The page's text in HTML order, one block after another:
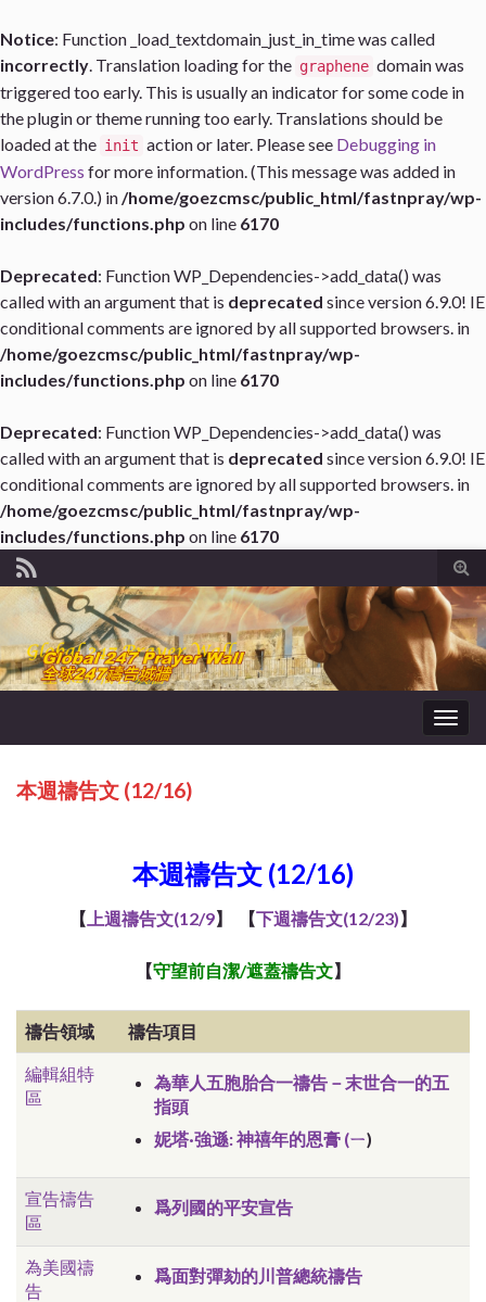
Notice: Function _load_textdomain_just_in_time was called
incorrectly. Translation loading for the graphene domain was
triggered too early. This is usually an indicator for some code in
the plugin or theme running too early. Translations should be
loaded at the init action or later. Please see Debugging in
WordPress for more information. (This message was added in
version 6.7.0.) in/home/goezcmsc/public_html/fastnpray/wp-
includes/functions.php on line 6170
Deprecated: Function WP_Dependencies->add_data() was
called with an argument that is deprecated since version 6.9.0! IE
conditional comments are ignored by all supported browsers. in
/home/goezcmsc/public_html/fastnpray/wp-
includes/functions.php on line 6170
Deprecated: Function WP_Dependencies->add_data() was
called with an argument that is deprecated since version 6.9.0! IE
conditional comments are ignored by all supported browsers. in
/home/goezcmsc/public_html/fastnpray/wp-
includes/functions.php on line 6170
本週禱告文 (12/16)
本週禱告文 (12/16)
【 上週禱告文(12/9】 【下週禱告文(12/23)】
【守望前自潔/遮蓋禱告文】
禱告領域 禱告項目
編輯組特
區
為華人五胞胎合一禱告－末世合一的五
指頭
妮塔·強遜:神禧年的恩膏 (ㄧ)
宣告禱告
區
爲列國的平安宣告
為美國禱
告
爲面對彈劾的川普總統禱告